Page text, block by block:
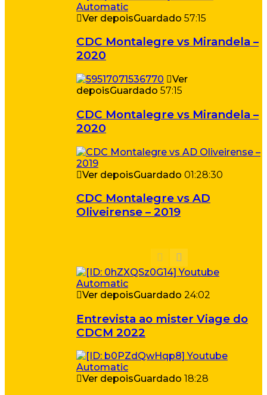
Ver depoisGuardado 57:15
CDC Montalegre vs Mirandela –
2020
Ver
depoisGuardado 57:15
CDC Montalegre vs Mirandela –
2020
Ver depoisGuardado 01:28:30
CDC Montalegre vs AD
Oliveirense – 2019
Ver depoisGuardado 24:02
Entrevista ao mister Viage do
CDCM 2022
Ver depoisGuardado 18:28